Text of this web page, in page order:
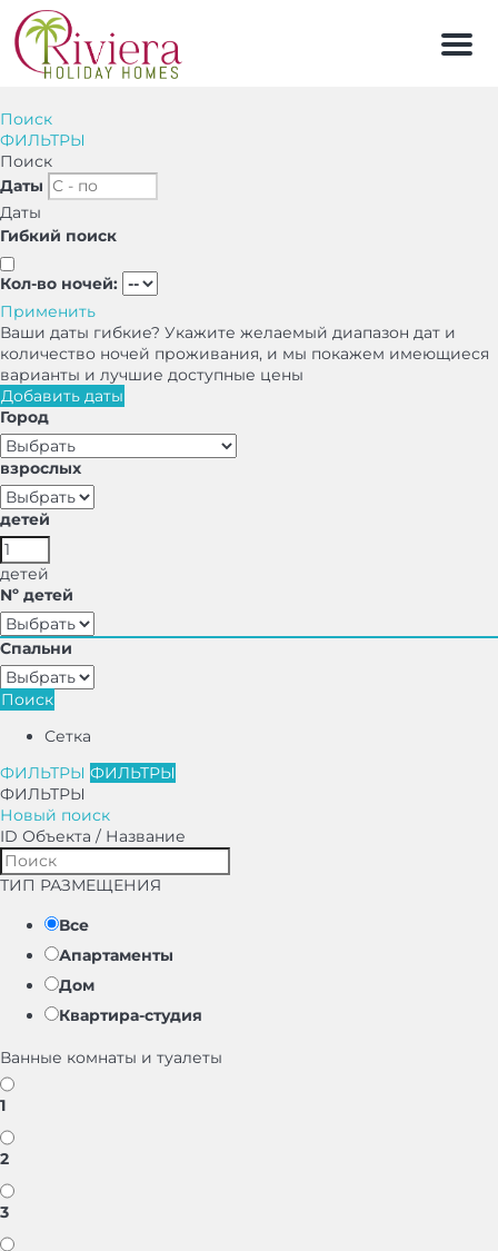
Поиск
ФИЛЬТРЫ
Поиск
Даты
Даты
Гибкий поиск
Кол-во ночей:
Применить
Ваши даты гибкие? Укажите желаемый диапазон дат и
количество ночей проживания, и мы покажем имеющиеся
варианты и лучшие доступные цены
Добавить даты
Город
взрослых
детей
детей
Nº детей
Спальни
Поиск
Сетка
ФИЛЬТРЫ ФИЛЬТРЫ
ФИЛЬТРЫ
Новый поиск
ID Объекта / Название
ТИП РАЗМЕЩЕНИЯ
Все
Апартаменты
Дом
Квартира-студия
Ванные комнаты и туалеты
1
2
3